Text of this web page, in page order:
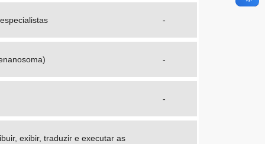
-
-
-
exibir, traduzir e executar as